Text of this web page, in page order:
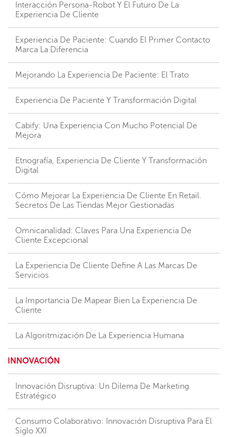
Interacción Persona-Robot Y El Futuro De La
Experiencia De Cliente
Experiencia De Paciente: Cuando El Primer Contacto
Marca La Diferencia
Mejorando La Experiencia De Paciente: El Trato
Experiencia De Paciente Y Transformación Digital
Cabify: Una Experiencia Con Mucho Potencial De
Mejora
Etnografía, Experiencia De Cliente Y Transformación
Digital
Cómo Mejorar La Experiencia De Cliente En Retail.
Secretos De Las Tiendas Mejor Gestionadas
Omnicanalidad: Claves Para Una Experiencia De
Cliente Excepcional
La Experiencia De Cliente Define A Las Marcas De
Servicios
La Importancia De Mapear Bien La Experiencia De
Cliente
La Algoritmización De La Experiencia Humana
INNOVACIÓN
Innovación Disruptiva: Un Dilema De Marketing
Estratégico
Consumo Colaborativo: Innovación Disruptiva Para El
Siglo XXI